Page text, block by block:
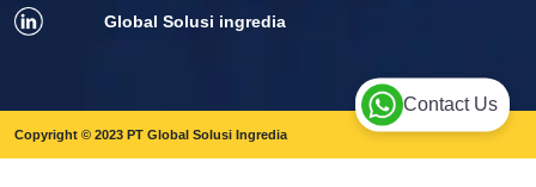
Global Solusi ingredia
Copyright © 2023 PT Global Solusi Ingredia
Contact Us